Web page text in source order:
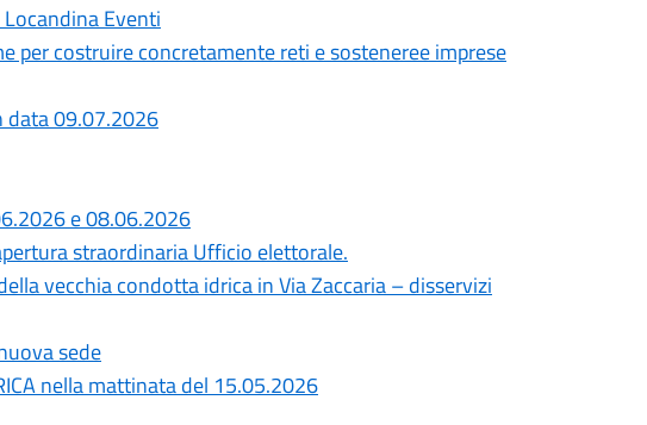
Eventi
per costruire concretamente reti e sosteneree imprese
data 09.07.2026
e 08.06.2026
straordinaria Ufficio elettorale.
vecchia condotta idrica in Via Zaccaria – disservizi
sede
nella mattinata del 15.05.2026